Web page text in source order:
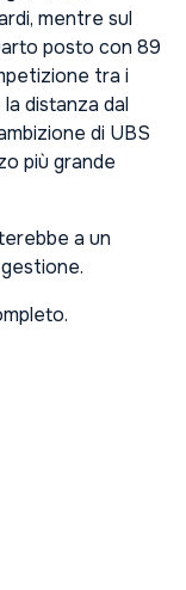
mentre sul
posto con 89
tra i
distanza dal
di UBS
più grande
a un